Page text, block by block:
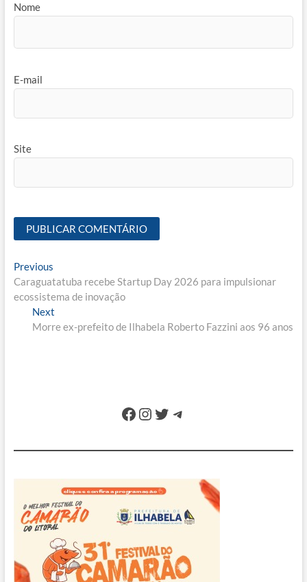
Nome
E-mail
Site
Navegação
de
Post
PreviousPrevious
post:
Caraguatatuba recebe Startup Day 2026 para impulsionar
ecossistema de inovação
Next
post:
Morre ex-prefeito de Ilhabela Roberto Fazzini aos 96 anos
Facebook
Instagram
Twitter
Telegram